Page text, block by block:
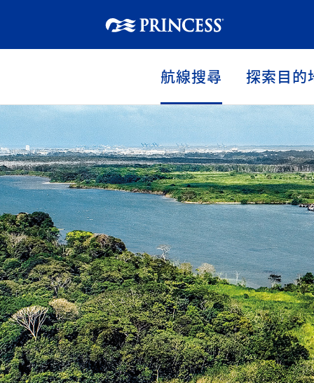
航線搜尋 探索目的